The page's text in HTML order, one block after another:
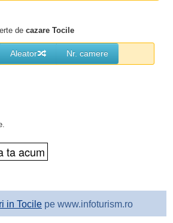
de cazare Tocile
Aleator Nr. camere
in Tocile pe www.infoturism.ro